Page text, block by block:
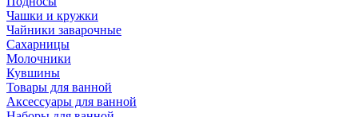
Чашки и кружки
Чайники заварочные
Сахарницы
Молочники
Кувшины
Товары для ванной
Аксессуары для ванной